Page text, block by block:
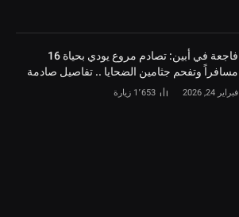
فاجعة في أبين: تصادم مروع يودي بحياة 16
مسافراً وتفحم جثامين الضحايا .. تفاصيل صادمة
فبراير 24, 2026 1٬653 زيارة